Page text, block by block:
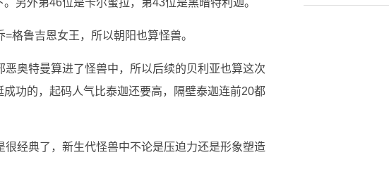
另外第46位是卡尔蜜拉，第43位是黑暗特利迦。
格鲁吉恩女王，所以朝阳也算怪兽。
恶奥特曼算进了怪兽中，所以后续的贝利亚也算这次
功的，起码人气比泰迦还要高，隔壁泰迦连前20都
很经典了，新生代怪兽中不论是压迫力还是形象塑造